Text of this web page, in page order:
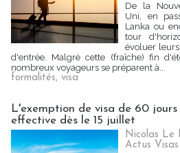
De la
Uni, en
Lanka ou
tour
évoluer
d'entrée. Malgré cette (fraîche) fin
nombreux voyageurs se préparent à...
formalités, visa
L'exemption de visa de 60
effective dès le 15 juillet
Nicolas Le
Actus Visas